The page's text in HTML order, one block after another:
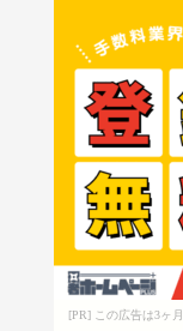
[PR] この広告は3ヶ